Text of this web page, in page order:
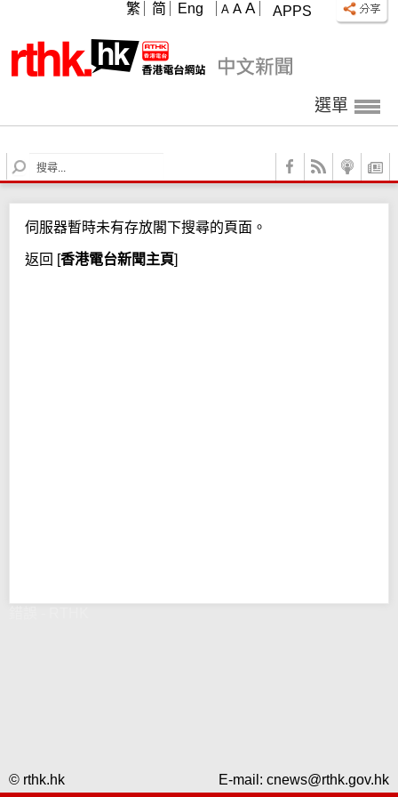
APPS
A A A
繁 简 Eng
選單
S
e
c
h
伺服器暫時未有存放閣下搜尋的頁面。
返回 [香港電台新聞主頁]
© rthk.hk E-mail: cnews@rthk.gov.hk